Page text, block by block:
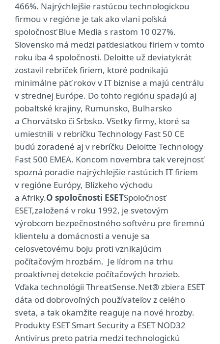
466%. Najrýchlejšie rastúcou technologickou
firmou v regióne je tak ako vlani poľská
spoločnosť Blue Media s rastom 10 027%.
Slovensko má medzi päťdesiatkou firiem v tomto
roku iba 4 spoločnosti. Deloitte už deviatykrát
zostavil rebríček firiem, ktoré podnikajú
minimálne päť rokov v IT biznise a majú centrálu
v strednej Európe. Do tohto regiónu spadajú aj
pobaltské krajiny, Rumunsko, Bulharsko
a Chorvátsko či Srbsko. Všetky firmy, ktoré sa
umiestnili v rebríčku Technology Fast 50 CE
budú zoradené aj v rebríčku Deloitte Technology
Fast 500 EMEA. Koncom novembra tak verejnosť
spozná poradie najrýchlejšie rastúcich IT firiem
v regióne Európy, Blízkeho východu
a Afriky.O spoločnosti ESETSpoločnosť
ESET,založená v roku 1992, je svetovým
výrobcom bezpečnostného softvéru pre firemnú
klientelu a domácnosti a venuje sa
celosvetovému boju proti vznikajúcim
počítačovým hrozbám. Je lídrom na trhu
proaktívnej detekcie počítačových hrozieb.
Vďaka technológii ThreatSense.Net® zbiera ESET
dáta od dobrovoľných používateľov z celého
sveta, a tak okamžite reaguje na nové hrozby.
Produkty ESET Smart Security a ESET NOD32
Antivirus preto patria medzi technologickú